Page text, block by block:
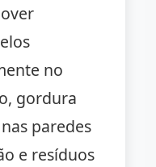
no
gordura
paredes
e resíduos